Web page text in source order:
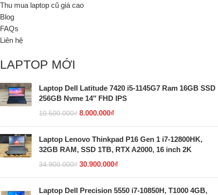
Thu mua laptop cũ giá cao
Blog
FAQs
Liên hệ
LAPTOP MỚI
Laptop Dell Latitude 7420 i5-1145G7 Ram 16GB SSD
256GB Nvme 14″ FHD IPS
10.500.000₫ 8.000.000₫
Laptop Lenovo Thinkpad P16 Gen 1 i7-12800HK,
32GB RAM, SSD 1TB, RTX A2000, 16 inch 2K
34.900.000₫ 30.900.000₫
Laptop Dell Precision 5550 i7-10850H, T1000 4GB,